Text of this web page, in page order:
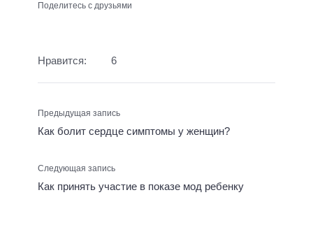
Поделитесь с друзьями
Нравится: 6
Предыдущая запись
Как болит сердце симптомы у женщин?
Следующая запись
Как принять участие в показе мод ребенку